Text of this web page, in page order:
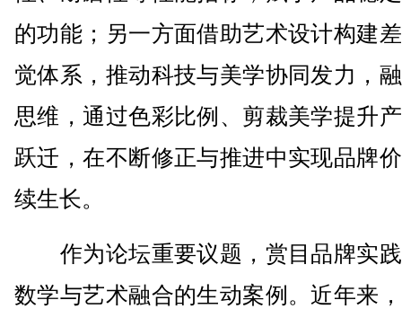
的功能；另一方面借助艺术设计构建
觉体系，推动科技与美学协同发力，
思维，通过色彩比例、剪裁美学提升
跃迁，在不断修正与推进中实现品牌
续生长。
作为论坛重要议题，赏目品牌实
数学与艺术融合的生动案例。近年来